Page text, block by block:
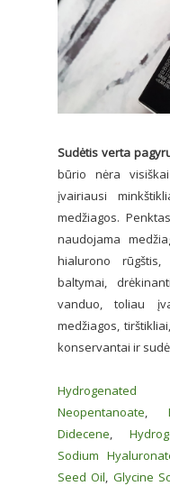
Sudėtis verta
būrio nėra
įvairiausi
medžiagos.
naudojama
hialurono
baltymai,
vanduo, toliau
medžiagos,
konservantai ir
Hydrogenated
Neopentanoate,
Didecene,
Sodium
Seed Oil, Glycine